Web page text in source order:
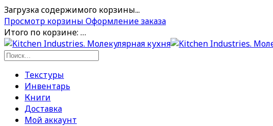
Загрузка содержимого корзины...
Просмотр корзины Оформление заказа
Итого по корзине: …
Текстуры
Инвентарь
Книги
Доставка
Мой аккаунт